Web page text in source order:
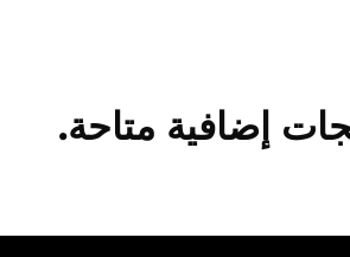
إضافية متاحة.